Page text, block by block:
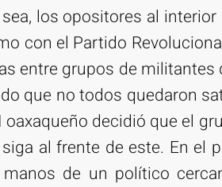
los opositores al
con el Partido
entre grupos de militantes
que no todos quedaron
decidió que el
al frente de este. En el
de un político